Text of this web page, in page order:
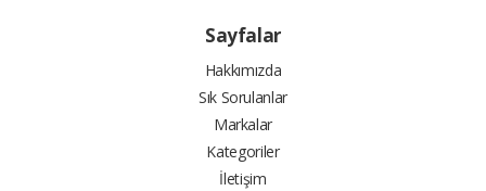
Sayfalar
Hakkımızda
Sık Sorulanlar
Markalar
Kategoriler
İletişim